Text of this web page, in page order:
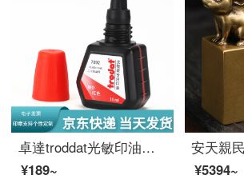
卓達troddat光敏印油赤い印鑑水速乾青黒色印泥油財務姓名コメント章油原子専用印油公印領収書の章を補充します。
¥189~
¥5394~